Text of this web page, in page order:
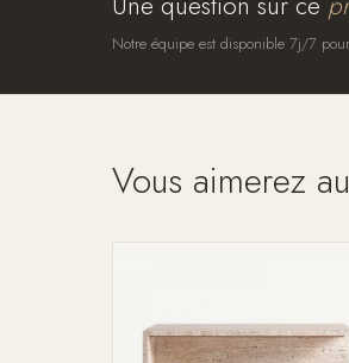
Notre équipe est disponible 7j/7
Vous aimerez